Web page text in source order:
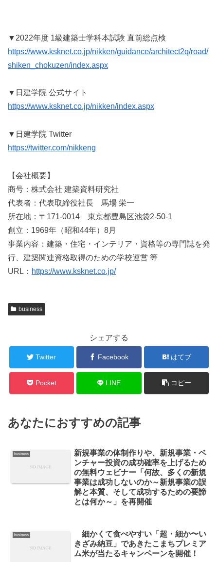
▼2022年度 1級建築士学科本試験 直前総点検
https://www.ksknet.co.jp/nikken/guidance/architect2q/road/
shiken_chokuzen/index.aspx
▼日建学院 公式サイト
https://www.ksknet.co.jp/nikken/index.aspx
▼日建学院 Twitter
https://twitter.com/nikkeng
【会社概要】
商号：株式会社 建築資料研究社
代表者：代表取締役社長 馬場 栄一
所在地：〒171-0014 東京都豊島区池袋2-50-1
創立：1969年（昭和44年）8月
事業内容：建築・住宅・インテリア・資格等の専門誌を発
行、建築関連資格取得のための学校運営 等
URL： https://www.ksknet.co.jp/
business
シェアする
Twitter Facebook はてブ
Pocket LINE コピー
あなたにおすすめの記事
business
新規事業の体制作りや、新規事業・ベ
ンチャー投資の成功確率を上げるため
の無料ウェビナー「何故、多くの新規
事業は成功しないのか～新規事業の誤
解と本質、そして成功するための要諦
とは何か～」を再開催
business
細かくて食べやすい「超・細か〜い
きざみ納豆」であきたこまちプレミア
ム米が当たるキャンペーンを開催！